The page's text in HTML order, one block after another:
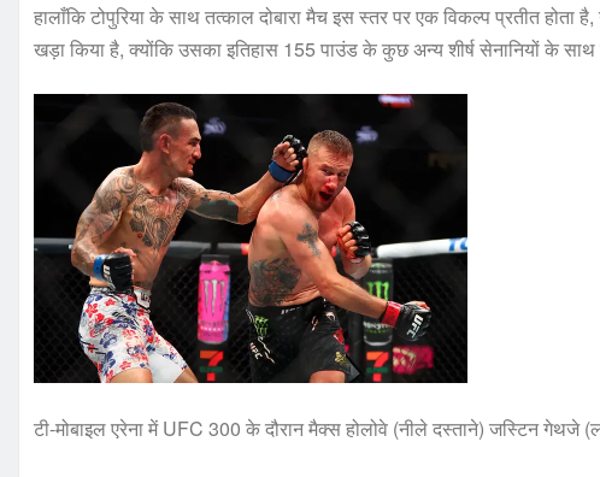
हालाँकि टोपुरिया के साथ तत्काल दोबारा मैच इस स्तर पर एक विकल्प प्रतीत
खड़ा किया है, क्योंकि उसका इतिहास 155 पाउंड के कुछ अन्य शीर्ष सेनानियों के साथ
टी-मोबाइल एरेना में UFC 300 के दौरान मैक्स होलोवे (नीले दस्ताने) जस्टिन गेथजे